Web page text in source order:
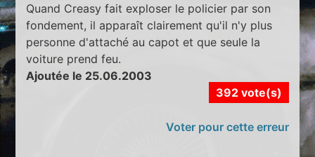
Quand Creasy fait exploser le policier par son
fondement, il apparaît clairement qu'il n'y plus
personne d'attaché au capot et que seule la
voiture prend feu.
Ajoutée le 25.06.2003
392 vote(s)
Voter pour cette erreur